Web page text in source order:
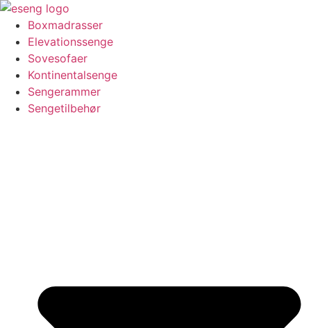
Videre
indhold
Boxmadrasser
Elevationssenge
Sovesofaer
Kontinentalsenge
Sengerammer
Sengetilbehør